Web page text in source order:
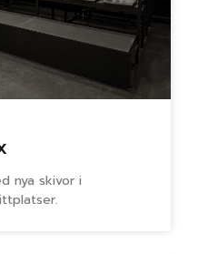
nya skivor i